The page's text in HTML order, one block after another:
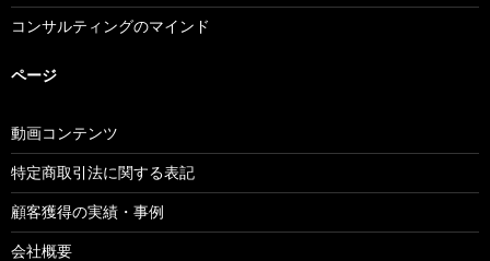
コンサルティングのマインド
ページ
動画コンテンツ
特定商取引法に関する表記
顧客獲得の実績・事例
会社概要